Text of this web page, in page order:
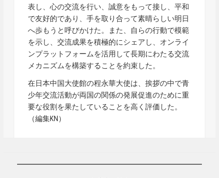
表し、心の交流を行い、誠意をもって接し、平和
で友好的であり、手を取り合って素晴らしい明日
へ歩もうと呼びかけた。また、自らの行動で模範
を示し、交流成果を積極的にシェアし、オンライ
ンプラットフォームを活用して長期にわたる交流
メカニズムを構築することを約束した。
在日本中国大使館の程永華大使は、挨拶の中で青
少年交流活動が両国の関係の発展促進のために重
要な役割を果たしていることを高く評価した。
（編集KN）